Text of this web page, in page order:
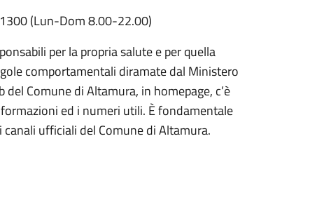
(Lun-Dom 8.00-22.00)
per la propria salute e per quella
comportamentali diramate dal Ministero
Comune di Altamura, in homepage, c’è
ed i numeri utili. È fondamentale
ufficiali del Comune di Altamura.